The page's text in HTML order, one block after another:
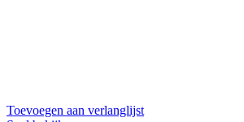
Toevoegen aan verlanglijst